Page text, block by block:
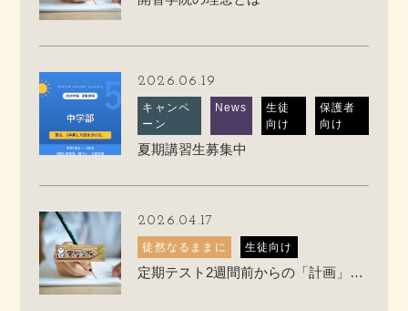
2026.06.19
キャンペ
ーン
News
生徒
向け
保護者
向け
夏期講習生募集中
2026.04.17
徒然なるままに 生徒向け
定期テスト2週間前からの「計画」の立て方